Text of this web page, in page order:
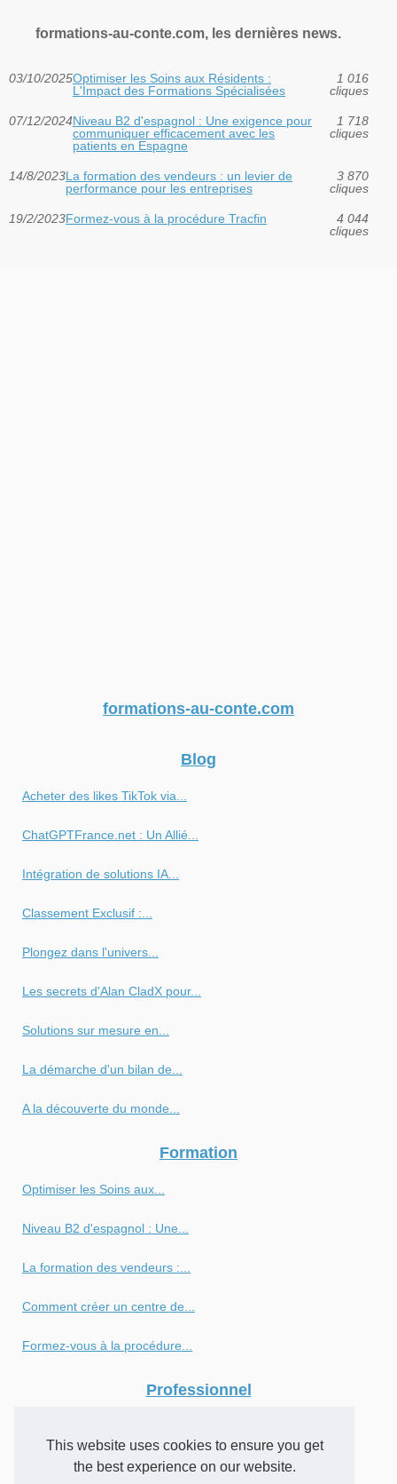
This website uses cookies to ensure you get
the best experience on our website.
formations-au-conte.com, les dernières news.
03/10/2025Optimiser les Soins aux Résidents :
L'Impact des Formations Spécialisées
1 016
cliques
07/12/2024Niveau B2 d'espagnol : Une exigence pour
communiquer efficacement avec les
patients en Espagne
1 718
cliques
14/8/2023La formation des vendeurs : un levier de
performance pour les entreprises
3 870
cliques
19/2/2023Formez-vous à la procédure Tracfin
4 044
cliques
formations-au-conte.com
Blog
Acheter des likes TikTok via...
ChatGPTFrance.net : Un Allié...
Intégration de solutions IA...
Classement Exclusif :...
Plongez dans l'univers...
Les secrets d'Alan CladX pour...
Solutions sur mesure en...
La démarche d'un bilan de...
A la découverte du monde...
Formation
Optimiser les Soins aux...
Niveau B2 d'espagnol : Une...
La formation des vendeurs :...
Comment créer un centre de...
Formez-vous à la procédure...
Professionnel
Les alternatives à la...